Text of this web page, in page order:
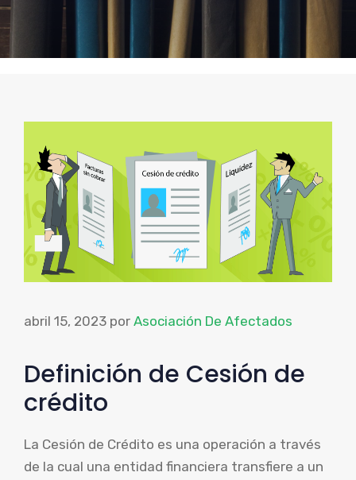
abril 15, 2023 por Asociación De Afectados
Definición de Cesión de
crédito
La Cesión de Crédito es una operación a través
de la cual una entidad financiera transfiere a un